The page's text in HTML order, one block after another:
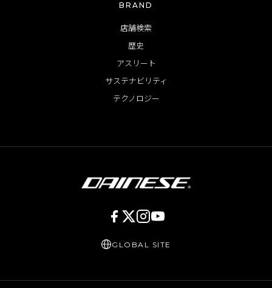
BRAND
店舗検索
歴史
アスリート
サステナビリティ
テクノロジー
GLOBAL SITE